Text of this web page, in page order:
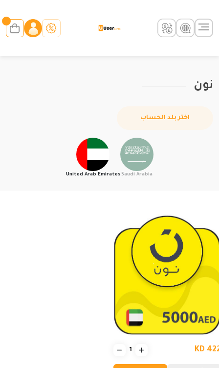
نون
اختر بلد الحساب
Saudi Arabia
United Arab Emirates
KD